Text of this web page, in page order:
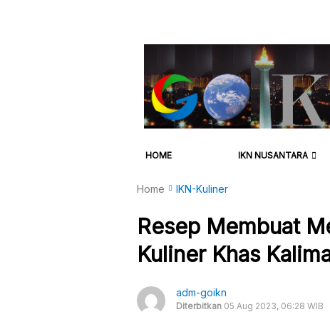
HOME IKN NUSANTARA
Home IKN-Kuliner
Resep Membuat
Kuliner Khas
adm-goikn
Diterbitkan 05 Aug 2023, 06:28 WIB